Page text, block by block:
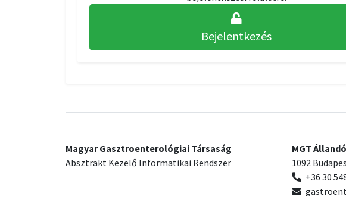
Bejelentkezés
Magyar Gasztroenterológiai Társaság
Absztrakt Kezelő Informatikai Rendszer
MGT
1092
+36 30